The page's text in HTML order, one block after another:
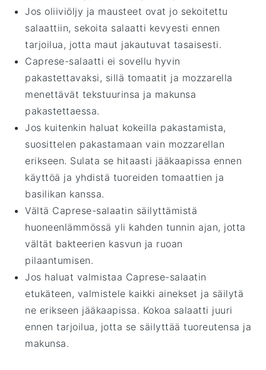
Jos oliiviöljy ja mausteet ovat jo sekoitettu
salaattiin, sekoita salaatti kevyesti ennen
tarjoilua, jotta maut jakautuvat tasaisesti.
Caprese-salaatti ei sovellu hyvin
pakastettavaksi, sillä tomaatit ja mozzarella
menettävät tekstuurinsa ja makunsa
pakastettaessa.
Jos kuitenkin haluat kokeilla pakastamista,
suosittelen pakastamaan vain mozzarellan
erikseen. Sulata se hitaasti jääkaapissa ennen
käyttöä ja yhdistä tuoreiden tomaattien ja
basilikan kanssa.
Vältä Caprese-salaatin säilyttämistä
huoneenlämmössä yli kahden tunnin ajan, jotta
vältät bakteerien kasvun ja ruoan
pilaantumisen.
Jos haluat valmistaa Caprese-salaatin
etukäteen, valmistele kaikki ainekset ja säilytä
ne erikseen jääkaapissa. Kokoa salaatti juuri
ennen tarjoilua, jotta se säilyttää tuoreutensa ja
makunsa.